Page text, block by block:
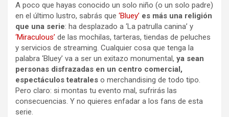
A poco que hayas conocido un solo niño (o un solo padre)
en el último lustro, sabrás que ‘Bluey’ es más una religión
que una serie: ha desplazado a ‘La patrulla canina’ y
‘Miraculous’ de las mochilas, tarteras, tiendas de peluches
y servicios de streaming. Cualquier cosa que tenga la
palabra ‘Bluey’ va a ser un exitazo monumental, ya sean
personas disfrazadas en un centro comercial,
espectáculos teatrales o merchandising de todo tipo.
Pero claro: si montas tu evento mal, sufrirás las
consecuencias. Y no quieres enfadar a los fans de esta
serie.